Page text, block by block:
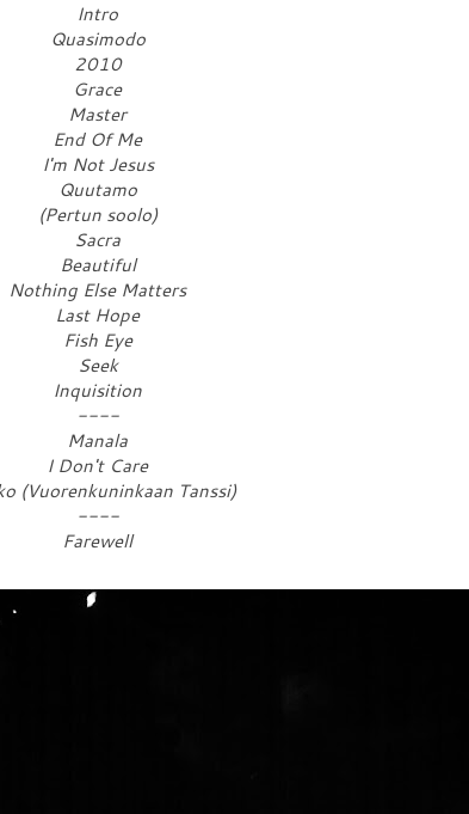
Intro
Quasimodo
2010
Grace
Master
End Of Me
I'm Not Jesus
Quutamo
(Pertun soolo)
Sacra
Beautiful
Nothing Else Matters
Last Hope
Fish Eye
Seek
Inquisition
----
Manala
I Don't Care
(Vuorenkuninkaan Tanssi)
----
Farewell